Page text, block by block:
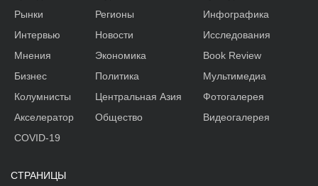
Рынки
Интервью
Мнения
Бизнес
Колумнисты
Акселератор
Регионы
Новости
Экономика
Политика
Центральная Азия
Общество
Инфографика
Исследования
Book Review
Мультимедиа
Фотогалерея
Видеогалерея
COVID-19
СТРАНИЦЫ